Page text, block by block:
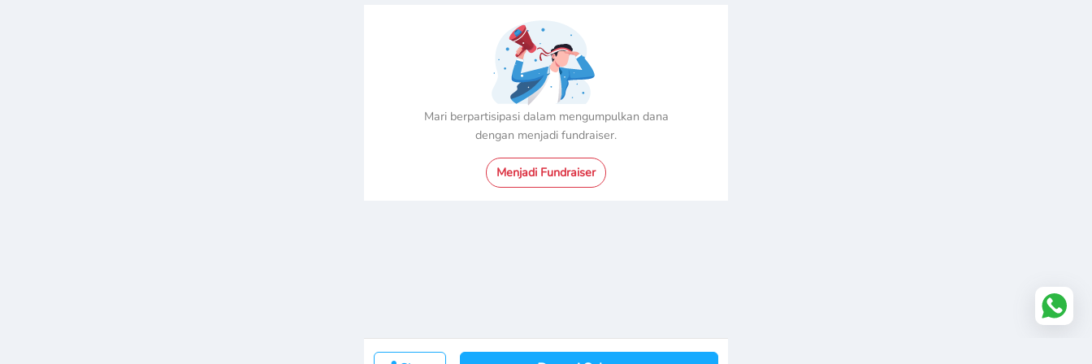
YCHI Autism Center mengajak para orang baik untuk dapat
bersdonasi membantu mencukupi kebutuhan sehari-hari
keluarga mereka serta kesembuhan Abel juga Kirana agar bisa
“Barang siapa yang mempermudah urusan oranglain, maka
segala kesulitannya juga akan dipermudah oleh yang tuhan”
Mari berpartisipasi dalam mengumpulkan dana
dengan menjadi fundraiser.
Menjadi Fundraiser